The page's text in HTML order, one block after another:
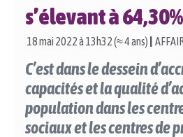
s’élevant à 64,30%
18 mai 2022 à 13h32 (≈ 4 ans)
C’est dans le dessein
capacités et la qualité
population dans les
sociaux et les centres de